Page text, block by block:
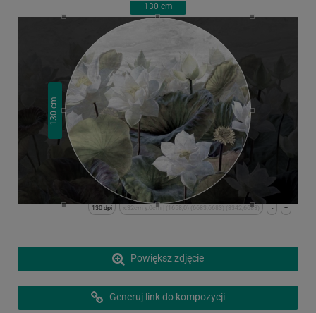
130 cm
130
cm
+
-
x:32cm y:0cm | (1658,0) (6683,6683) (8342,6683)
130 dpi
Powiększ zdjęcie
Generuj link do kompozycji